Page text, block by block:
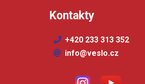
Kontakty
+420 233 313 352
info@veslo.cz